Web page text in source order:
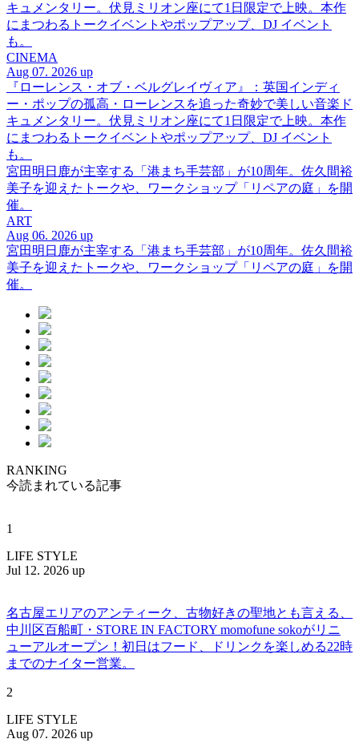
キュメンタリー。伏見ミリオン座にて1日限定で上映。本作
にまつわるトークイベントやポップアップ、DJ イベント
も。
CINEMA
Aug 07. 2026 up
『ローレンス・オブ・ベルグレイヴィア』：英国インディ
ー・ポップの孤高・ローレンスを追った奇妙で美しい音楽ド
キュメンタリー。伏見ミリオン座にて1日限定で上映。本作
にまつわるトークイベントやポップアップ、DJ イベント
も。
宮田明日鹿が主宰する「港まち手芸部」が10周年。佐久間裕
美子を迎えたトークや、ワークショップ「リペアの庭」を開
催。
ART
Aug 06. 2026 up
宮田明日鹿が主宰する「港まち手芸部」が10周年。佐久間裕
美子を迎えたトークや、ワークショップ「リペアの庭」を開
催。
RANKING
今読まれている記事
1
LIFE STYLE
Jul 12. 2026 up
名古屋エリアのアンティーク、古物好きの聖地とも言える、
中川区百船町・STORE IN FACTORY momofune sokoがリニ
ューアルオープン！初日はフード、ドリンクを楽しめる22時
までのナイター営業。
2
LIFE STYLE
Aug 07. 2026 up